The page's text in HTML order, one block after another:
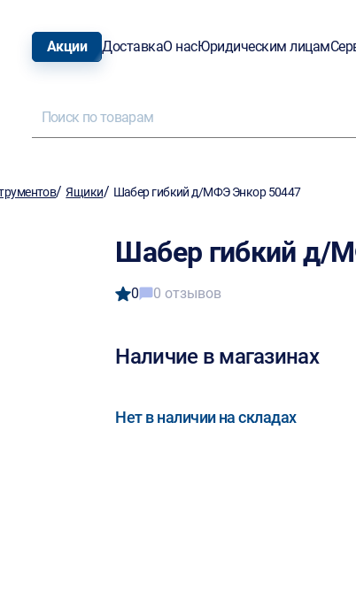
Акции ДоставкаО насЮридическим лицам
/Ящики/ Шабер гибкий д/МФЭ Энкор 50447
Шабер гибкий д/
0 0 отзывов
Наличие в магазинах
Нет в наличии на складах